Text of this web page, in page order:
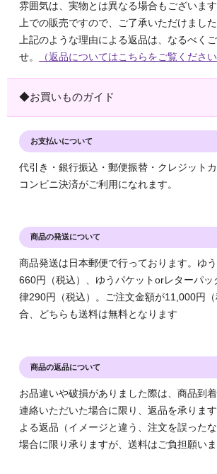
雰囲気は、実物とは異なる場合もございま
上での販売ですので、ご了承いただけました
上記のような理由による返品は、なるべく
せ。
（返品についてはこちらをご覧ください
◆お買いものガイド
お支払いについて
代引き・銀行振込・郵便振替・クレジット
コンビニ決済がご利用になれます。
商品の発送について
商品発送は日本郵便で行っております。ゆ
660円（税込）、ゆうパケットorレターパッ
律290円（税込）。ご注文金額が11,000円
合、どちらも送料は無料となります
商品の返品について
お品違いや破損がありました際は、商品到
連絡いただいた場合に限り、返品を承りま
よる返品（イメージと違う、注文を誤った
場合に限り承りますが、送料はご負担願いま